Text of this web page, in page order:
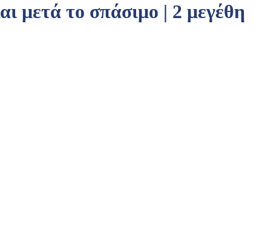
μετά το σπάσιμο | 2 μεγέθη